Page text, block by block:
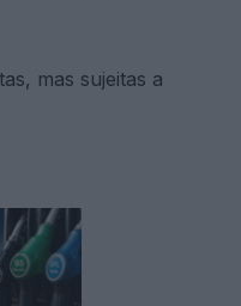
mas sujeitas a